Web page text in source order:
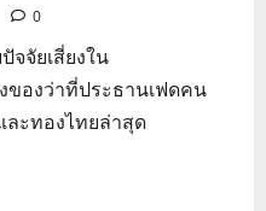
0
จัยเสี่ยงใน
ของว่าที่ประธานเฟดคน
ะทองไทยล่าสุด